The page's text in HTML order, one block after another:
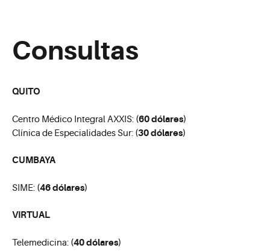
Consultas
QUITO
Centro Médico Integral AXXIS: (60 dólares)
Clínica de Especialidades Sur: (30 dólares)
CUMBAYA
SIME: (46 dólares)
VIRTUAL
Telemedicina: (40 dólares)